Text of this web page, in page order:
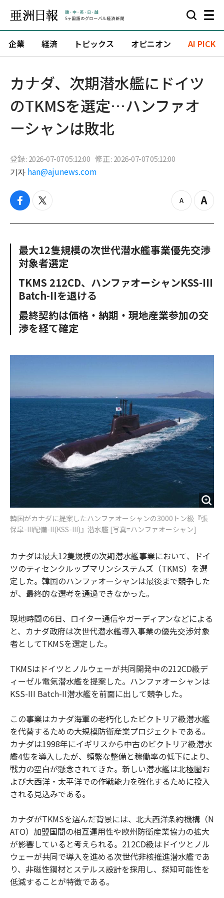
企業 経済 トピックス オピニオン AI PICK
カナダ、次期潜水艦にドイツ
のTKMSを選定…ハンファオ
ーシャンは敗北
登録 : 2026-07-07 05:12:00 修正 : 2026-07-07 05:12:00
기자 han@ajunews.com
f
c
o
o
k
t
i
e
r
z
o
u
Z
o
n
最大12隻規模の次世代潜水艦事業優先交渉
対象者選定
TKMS 212CD、ハンファオーシャンKSS-III
Batch-IIを退ける
最終契約は価格・納期・現地産業参加の交
渉を経て確定
韓国がカナダに提案したハンファオーシャンの3000トン級『張
保皐-III配備-II(KSS-III)』潜水艦 [写真=ハンファオーシャン]
カナダは最大12隻規模の次期潜水艦事業において、ドイ
ツのティセンクルップマリンシステムズ（TKMS）を選
定した。韓国のハンファオーシャンは最後まで競争した
が、最終的な選考を通過できなかった。
現地時間の6日、ロイター通信やガーディアンなどによる
と、カナダ政府は次世代潜水艦導入事業の優先交渉対象
者としてTKMSを選定した。
TKMSはドイツとノルウェーが共同開発中の212CD級デ
ィーゼル電気潜水艦を提案した。ハンファオーシャンは
KSS-III Batch-II潜水艦を前面に出して競争した。
この事業はカナダ海軍の老朽化したビクトリア級潜水艦
を代替するための大規模防衛産業プロジェクトである。
カナダは1998年にイギリスから中古のビクトリア級潜水
艦4隻を導入したが、頻繁な整備と稼働率の低下により、
戦力の空白が懸念されてきた。新しい潜水艦は北極圏お
よび大西洋・太平洋での作戦能力を強化するために投入
される見込みである。
カナダがTKMSを選んだ背景には、北大西洋条約機構（N
ATO）加盟国間の相互運用性や欧州防衛産業協力の拡大
が影響していると考えられる。212CD級はドイツとノル
ウェーが共同で導入を進める次世代非核推進潜水艦であ
り、非磁性鋼材とステルス設計を採用し、探知可能性を
低減することが特徴である。